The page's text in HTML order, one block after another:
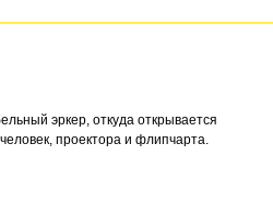
эркер, откуда открывается
проектора и флипчарта.